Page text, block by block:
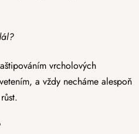
vrcholových
a vždy necháme alespoň